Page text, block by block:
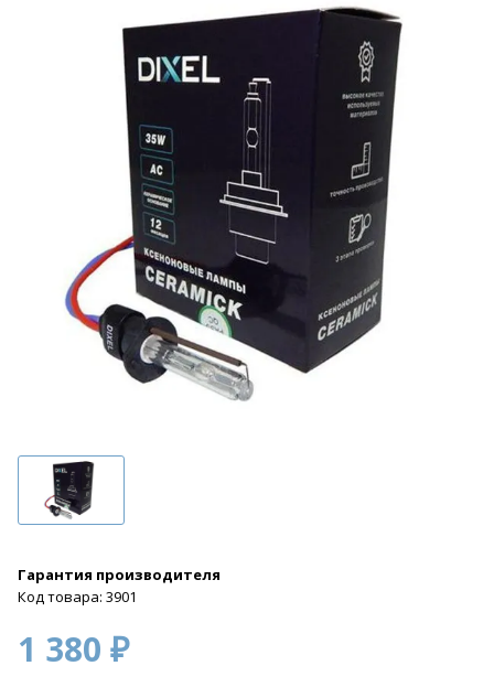
Гарантия производителя
Код товара: 3901
1 380 ₽